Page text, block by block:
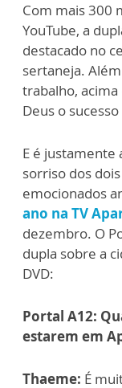
Com mais 300
YouTube, a
destacado no
sertaneja.
trabalho,
Deus o
E é justamente
sorriso dos
emocionados
ano na TV
dezembro. O
dupla sobre a
DVD:
Portal A12:
estarem em
Thaeme: É